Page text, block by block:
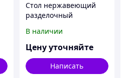
Стол нержавеющий
разделочный
полки ASKitchen ASKO-
15/7
В наличии
Цену уточняйте
Написать